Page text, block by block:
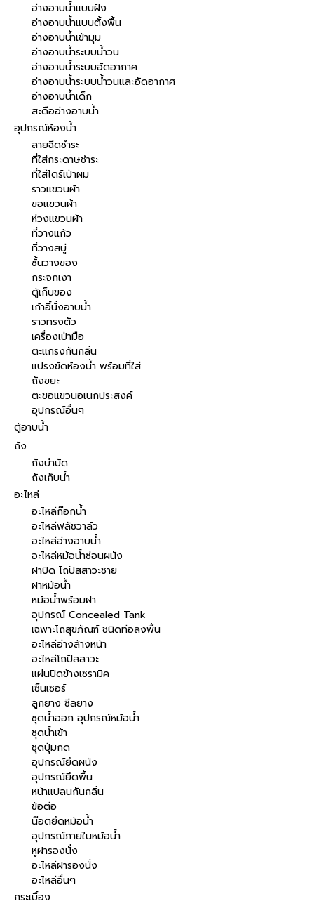
อ่างอาบน้ำแบบฝัง
อ่างอาบน้ำแบบตั้งพื้น
อ่างอาบน้ำเข้ามุม
อ่างอาบน้ำระบบน้ำวน
อ่างอาบน้ำระบบอัดอากาศ
อ่างอาบน้ำระบบน้ำวนและอัดอากาศ
อ่างอาบน้ำเด็ก
สะดืออ่างอาบน้ำ
อุปกรณ์ห้องน้ำ
สายฉีดชำระ
ที่ใส่กระดาษชำระ
ที่ใส่ไดร์เป่าผม
ราวแขวนผ้า
ขอแขวนผ้า
ห่วงแขวนผ้า
ที่วางแก้ว
ที่วางสบู่
ชั้นวางของ
กระจกเงา
ตู้เก็บของ
เก้าอี้นั่งอาบน้ำ
ราวทรงตัว
เครื่องเป่ามือ
ตะแกรงกันกลิ่น
แปรงขัดห้องน้ำ พร้อมที่ใส่
ถังขยะ
ตะขอแขวนอเนกประสงค์
อุปกรณ์อื่นๆ
ตู้อาบน้ำ
ถัง
ถังบำบัด
ถังเก็บน้ำ
อะไหล่
อะไหล่ก๊อกน้ำ
อะไหล่ฟลัชวาล์ว
อะไหล่อ่างอาบน้ำ
อะไหล่หม้อน้ำซ่อนผนัง
ฝาปิด โถปัสสาวะชาย
ฝาหม้อน้ำ
หม้อน้ำพร้อมฝา
อุปกรณ์ Concealed Tank
เฉพาะโถสุขภัณฑ์ ชนิดท่อลงพื้น
อะไหล่อ่างล้างหน้า
อะไหล่โถปัสสาวะ
แผ่นปิดข้างเซรามิค
เซ็นเซอร์
ลูกยาง ซีลยาง
ชุดน้ำออก อุปกรณ์หม้อน้ำ
ชุดน้ำเข้า
ชุดปุ่มกด
อุปกรณ์ยึดผนัง
อุปกรณ์ยึดพื้น
หน้าแปลนกันกลิ่น
ข้อต่อ
น๊อตยึดหม้อน้ำ
อุปกรณ์ภายในหม้อน้ำ
หูฝารองนั่ง
อะไหล่ฝารองนั่ง
อะไหล่อื่นๆ
กระเบื้อง